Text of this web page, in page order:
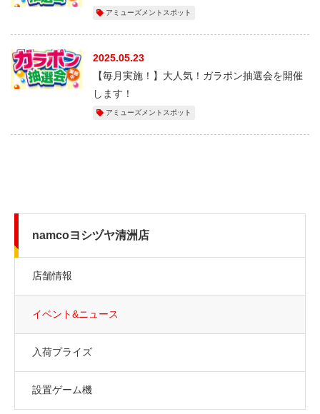
アミューズメントスポット
2025.05.23
【毎月実施！】大人気！ガラポン抽選会を開催
します！
アミューズメントスポット
namcoヨシヅヤ清洲店
店舗情報
イベント&ニュース
入荷プライズ
設置ゲーム機